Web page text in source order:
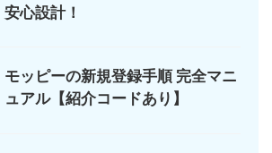
安心設計！
モッピーの新規登録手順 完全マニ
ュアル【紹介コードあり】